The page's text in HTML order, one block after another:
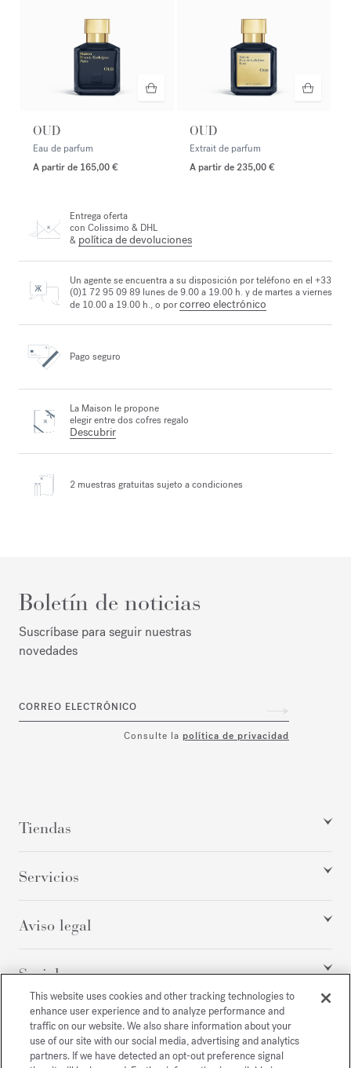
OUD
Eau de parfum
A partir de 165,00 €
OUD
Extrait de parfum
A partir de 235,00 €
Entrega oferta
con Colissimo & DHL
& política de devoluciones
Un agente se encuentra a su disposición por teléfono en el +33
(0)1 72 95 09 89 lunes de 9.00 a 19.00 h. y de martes a viernes
de 10.00 a 19.00 h., o porcorreo electrónico
Pago seguro
La Maison le propone
elegir entre dos cofres regalo
Descubrir
2 muestras gratuitas sujeto a condiciones
Boletín de noticias
Suscríbase para seguir nuestras
novedades
CORREO ELECTRÓNICO
Consulte la política de privacidad
Tiendas
Servicios
Aviso legal
Social
Todos los derechos reservados
This website uses cookies and other tracking technologies to
enhance user experience and to analyze performance and
traffic on our website. We also share information about your
use of our site with our social media, advertising and analytics
partners. If we have detected an opt-out preference signal